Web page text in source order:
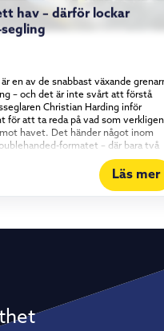
hav – därför lockar
en av de snabbast växande
– och det är inte svårt att förstå
Christian Harding inför
för att ta reda på vad som verkligen
havet. Det händer något inom
formatet – där bara två
– har vuxit stadigt under det
och intresset visar inga
Vi tog en tur med proffsseglaren
behöver göra
raka motsatsen. – Det är aldrig
kul, säger han. Det innebär förstås
väger tyngre. Allt ombord måste
och segeltrim till rutiner för att
Läs mer